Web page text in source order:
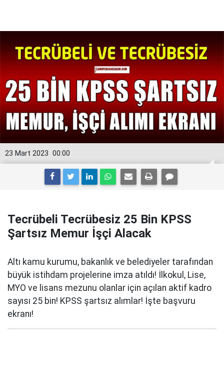
00:00
23 Mart 2023
Tecrübeli Tecrübesiz 25 Bin KPSS
Şartsız Memur İşçi Alacak
Altı kamu kurumu, bakanlık ve belediyeler tarafından
büyük istihdam projelerine imza atıldı! İlkokul, Lise,
MYO ve lisans mezunu olanlar için açılan aktif kadro
sayısı 25 bin! KPSS şartsız alımlar! İşte başvuru
ekranı!